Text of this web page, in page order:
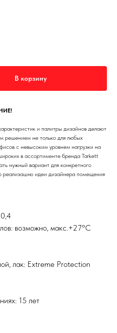
В корзину
и палитры дизайнов делают
решением не только для любых
с невысоким уровнем нагрузки на
в ассортименте бренда Tarkett
нужный вариант для конкретного
реализацию идеи дизайнера помещения
возможно, макс.+27°С
лак: Extreme Protection
15 лет